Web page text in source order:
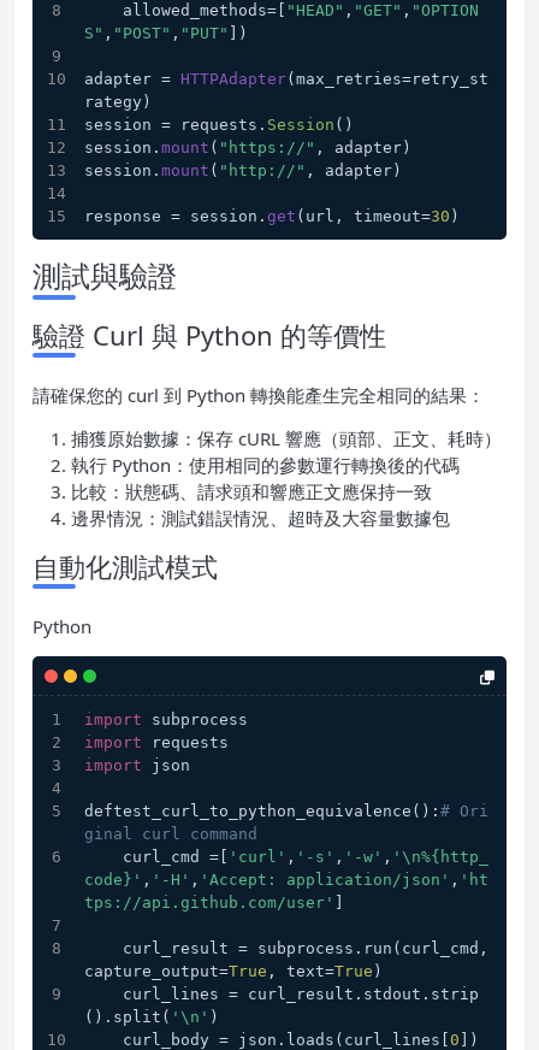
    allowed_methods=[
"HEAD" , "GET" , "OPTION
S" , "POST" , "PUT" ])
adapter = HTTPAdapter(max_retries=retry_st
rategy)
session = requests. Session ()
session. mount ( "https://" , adapter)
session. mount ( "http://" , adapter)
response = session. get (url, timeout=30 )
測試與驗證
驗證 Curl 與 Python 的等價性
請確保您的 curl 到 Python 轉換能產生完全相同的結果：
捕獲原始數據：保存 cURL 響應（頭部、正文、耗時）
執行 Python：使用相同的參數運行轉換後的代碼
比較：狀態碼、請求頭和響應正文應保持一致
邊界情況：測試錯誤情況、超時及大容量數據包
自動化測試模式
Python
import subprocess
import requests
import json
deftest_curl_to_python_equivalence(): # Ori
ginal curl command
    curl_cmd =[
'curl' , '-s' , '-w' , '\n%{http_
code}' , '-H' , 'Accept: application/json' , 'ht
tps://api.github.com/user'
capture_output=True , text=True )
().split( '\n' )
    curl_body = json.loads(curl_lines[
0 ])